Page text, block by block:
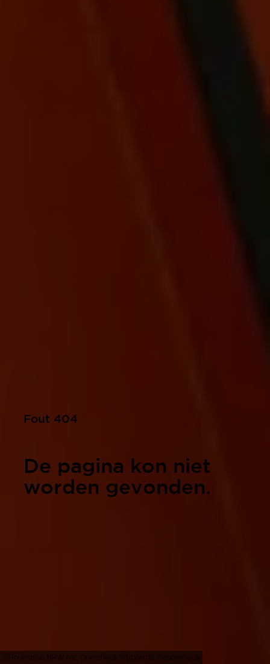
Tourismus NRW e.V., Opernhaus Wuppertal Treppenhaus
Fout 404
De pagina kon niet
worden gevonden.